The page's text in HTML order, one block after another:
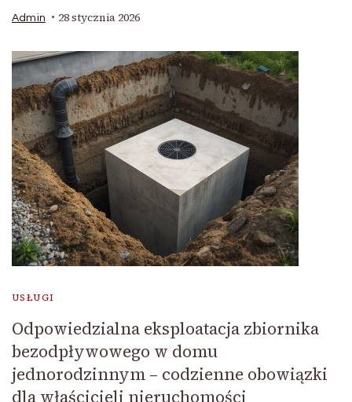
Admin 28 stycznia 2026
USŁUGI
Odpowiedzialna eksploatacja zbiornika
bezodpływowego w domu
jednorodzinnym – codzienne obowiązki
dla właścicieli nieruchomości